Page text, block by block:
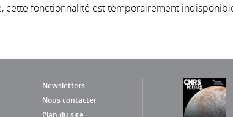
cette fonctionnalité est temporairement
Newsletters
Nous contacter
Plan du site